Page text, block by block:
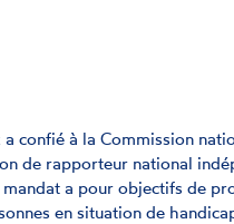
confié à la Commission
de rapporteur national
mandat a pour objectifs de
en situation de